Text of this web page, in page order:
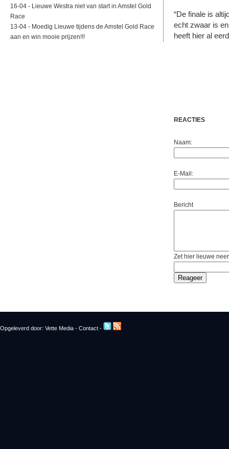
16-04 - Lieuwe Westra niet van start in Amstel Gold
Race
13-04 - Moedig Lieuwe tijdens de Amstel Gold Race
aan en win mooie prijzen!!!
“De finale is
echt zwaar is
heeft hier al
REACTIES
Naam:
E-Mail:
Bericht
Zet hier lieuwe
Opgeleverd door: Vette Media - Contact -